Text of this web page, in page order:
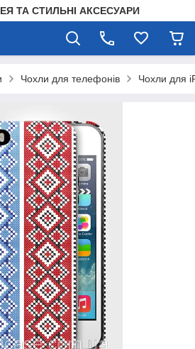
ТА СТИЛЬНІ АКСЕСУАРИ
Чохли для телефонів Чохли для